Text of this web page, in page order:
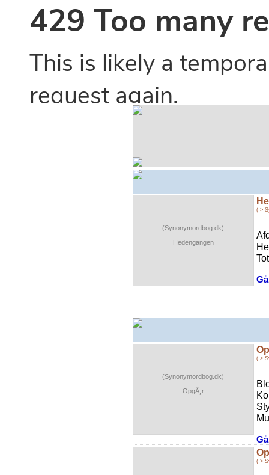
(Synonymordbog.dk)
Hedengangen
( >
(Synonymordbog.dk)
OpgÃ¸r
( >
( >